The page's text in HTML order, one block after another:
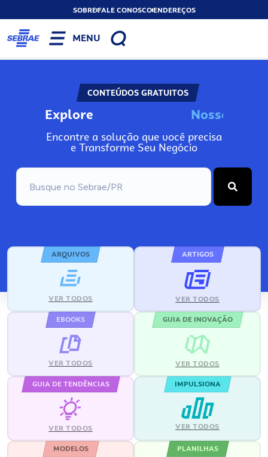
SOBREFALE CONOSCOENDEREÇOS
MENU
CONTEÚDOS GRATUITOS
Explore Nos
Encontre a solução que você precisa
e Transforme Seu Negócio
ARQUIVOS
VER TODOS
ARTIGOS
VER TODOS
EBOOKS
VER TODOS
GUIA DE INOVAÇÃO
VER TODOS
GUIA DE TENDÊNCIAS
VER TODOS
IMPULSIONA
VER TODOS
MODELOS PLANILHAS